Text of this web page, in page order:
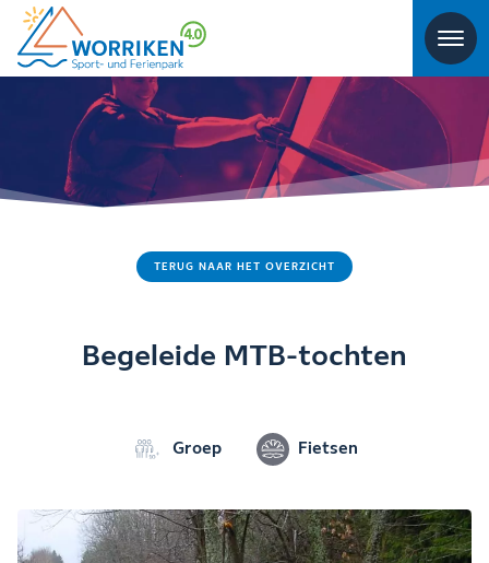
TERUG NAAR HET OVERZICHT
Begeleide MTB-tochten
Groep Fietsen